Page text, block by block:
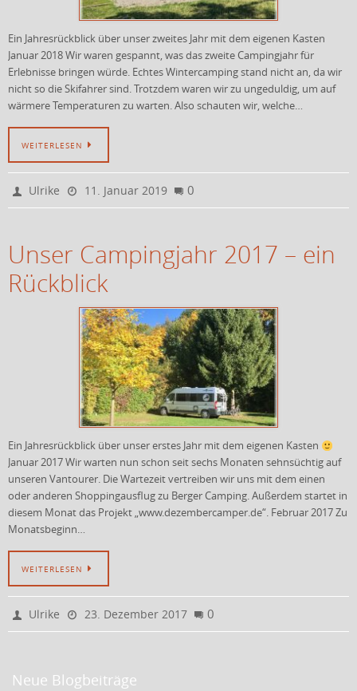
Ein Jahresrückblick über unser zweites Jahr mit dem eigenen Kasten
Januar 2018 Wir waren gespannt, was das zweite Campingjahr für
Erlebnisse bringen würde. Echtes Wintercamping stand nicht an, da wir
nicht so die Skifahrer sind. Trotzdem waren wir zu ungeduldig, um auf
wärmere Temperaturen zu warten. Also schauten wir, welche…
WEITERLESEN
Ulrike 11. Januar 2019 0
Unser Campingjahr 2017 – ein
Rückblick
Ein Jahresrückblick über unser erstes Jahr mit dem eigenen Kasten
Januar 2017 Wir warten nun schon seit sechs Monaten sehnsüchtig auf
unseren Vantourer. Die Wartezeit vertreiben wir uns mit dem einen
oder anderen Shoppingausflug zu Berger Camping. Außerdem startet in
diesem Monat das Projekt „www.dezembercamper.de“. Februar 2017 Zu
Monatsbeginn…
WEITERLESEN
Ulrike 23. Dezember 2017 0
Neue Blogbeiträge